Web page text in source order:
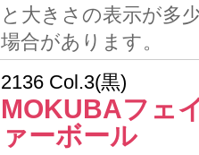
と大きさの表示が多
場合があります。
2136 Col.3(黒)
MOKUBAフェ
ァーボール